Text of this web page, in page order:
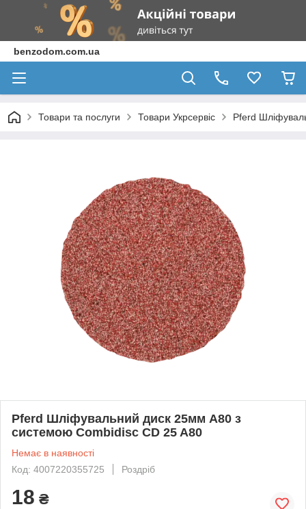
benzodom.com.ua
Товари та послуги Товари Укрсервіс Pferd
Pferd Шліфувальний диск 25мм A80 з
системою Combidisc CD 25 A80
Немає в наявності
Код: 4007220355725
Роздріб
18 ₴